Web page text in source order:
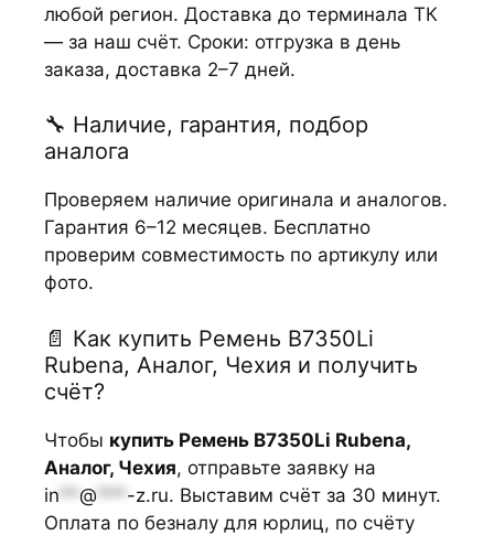
любой регион. Доставка до терминала ТК
— за наш счёт. Сроки: отгрузка в день
заказа, доставка 2–7 дней.
🔧 Наличие, гарантия, подбор
аналога
Проверяем наличие оригинала и аналогов.
Гарантия 6–12 месяцев. Бесплатно
проверим совместимость по артикулу или
фото.
📄 Как купить Ремень В7350Li
Rubena, Аналог, Чехия и получить
счёт?
Чтобы купить Ремень В7350Li Rubena,
Аналог, Чехия, отправьте заявку на
in ** @ *** -z.ru. Выставим счёт за 30 минут.
Оплата по безналу для юрлиц, по счёту